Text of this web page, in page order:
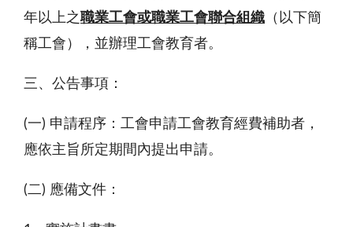
年以上之職業工會或職業工會聯合組織 （以下簡
稱工會），並辦理工會教育者。
三、公告事項：
(一) 申請程序：工會申請工會教育經費補助者，
應依主旨所定期間內提出申請。
(二) 應備文件：